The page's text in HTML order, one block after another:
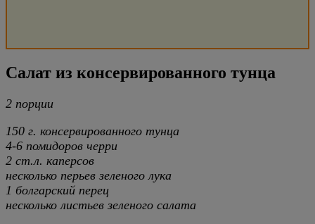
Салат из консервированного тунца
2 порции
150 г. консервированного тунца
4-6 помидоров черри
2 ст.л. каперсов
несколько перьев зеленого лука
1 болгарский перец
несколько листьев зеленого салата